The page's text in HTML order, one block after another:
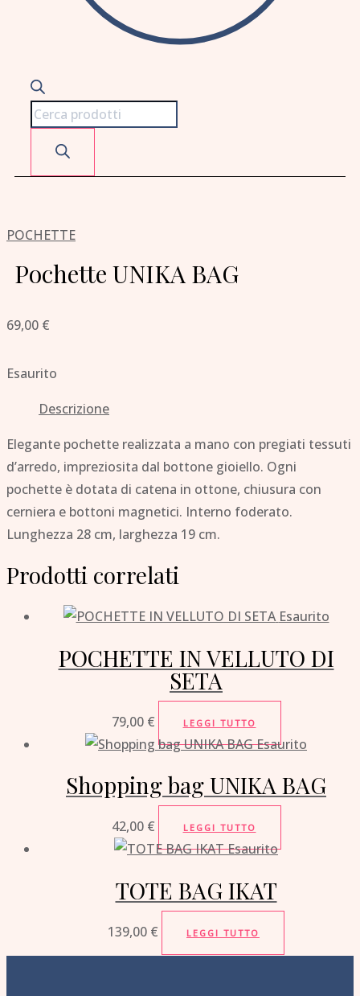
POCHETTE
Pochette UNIKA BAG
69,00 €
Esaurito
Descrizione
Elegante pochette realizzata a mano con pregiati tessuti
d’arredo, impreziosita dal bottone gioiello. Ogni
pochette è dotata di catena in ottone, chiusura con
cerniera e bottoni magnetici. Interno foderato.
Lunghezza 28 cm, larghezza 19 cm.
Prodotti correlati
Esaurito
POCHETTE IN VELLUTO DI
SETA
79,00 € LEGGI TUTTO
Esaurito
Shopping bag UNIKA BAG
42,00 € LEGGI TUTTO
Esaurito
TOTE BAG IKAT
139,00 € LEGGI TUTTO